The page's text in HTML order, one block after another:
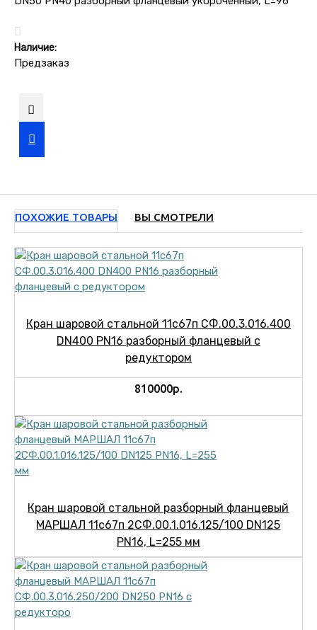
Наличие:
Предзаказ
ПОХОЖИЕ ТОВАРЫ ВЫ СМОТРЕЛИ
Кран шаровой стальной 11с67п СФ.00.3.016.400
DN400 PN16 разборный фланцевый с
редуктором
810000р.
Кран шаровой стальной разборный фланцевый
МАРШАЛ 11с67п 2СФ.00.1.016.125/100 DN125
PN16, L=255 мм